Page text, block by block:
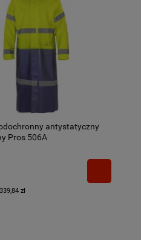
antystatyczny
Pros 506A
339,84 zł